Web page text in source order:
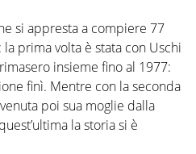
si appresta a compiere 77
prima volta è stata con Uschi
insieme fino al 1977:
finì. Mentre con la seconda
poi sua moglie dalla
la storia si è